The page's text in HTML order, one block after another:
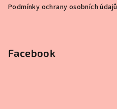
Podmínky ochrany osobních údajů
Facebook